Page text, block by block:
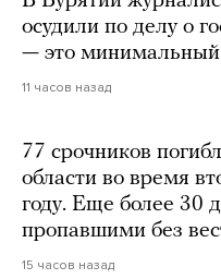
осудили по делу о
— это минимальный
11 часов назад
77 срочников
области во время
году. Еще более 30
пропавшими без
15 часов назад